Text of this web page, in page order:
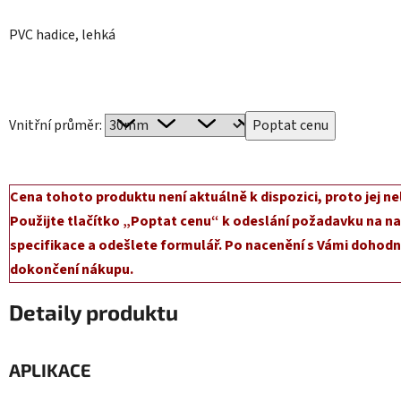
PVC hadice, lehká
Vnitřní průměr:
Cena tohoto produktu není aktuálně k dispozici, proto jej
Použijte tlačítko „Poptat cenu“ k odeslání požadavku na
specifikace a odešlete formulář. Po nacenění s Vámi
dokončení nákupu.
Detaily produktu
APLIKACE